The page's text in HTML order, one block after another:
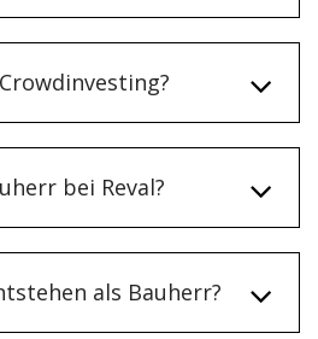
bei Reval?
als Bauherr?